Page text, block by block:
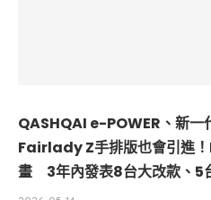
QASHQAI e-POWER、新
Fairlady Z手排版也會引進
畫 3年內發表8台大改款、5